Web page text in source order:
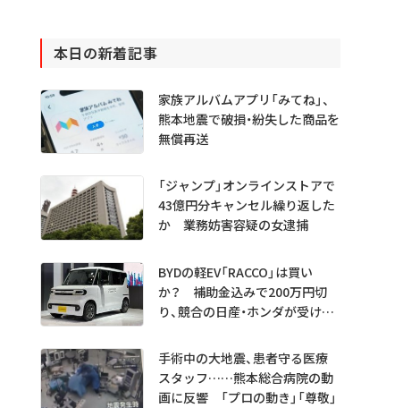
本日の新着記事
家族アルバムアプリ「みてね」、
熊本地震で破損・紛失した商品を
無償再送
「ジャンプ」オンラインストアで
43億円分キャンセル繰り返した
か 業務妨害容疑の女逮捕
BYDの軽EV「RACCO」は買い
か？ 補助金込みで200万円切
り、競合の日産・ホンダが受ける
手術中の大地震、患者守る医療
スタッフ……熊本総合病院の動
画に反響 「プロの動き」「尊敬」